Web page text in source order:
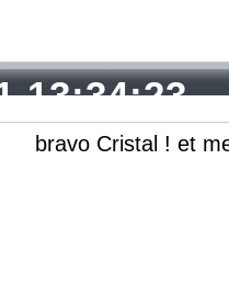
13:34:23
bravo Cristal ! et